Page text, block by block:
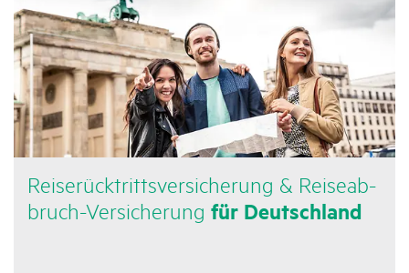
Reise­rück­tritts­ver­si­che­rung & Reise­ab­
bruch-Versi­che­rung für Deutsch­land